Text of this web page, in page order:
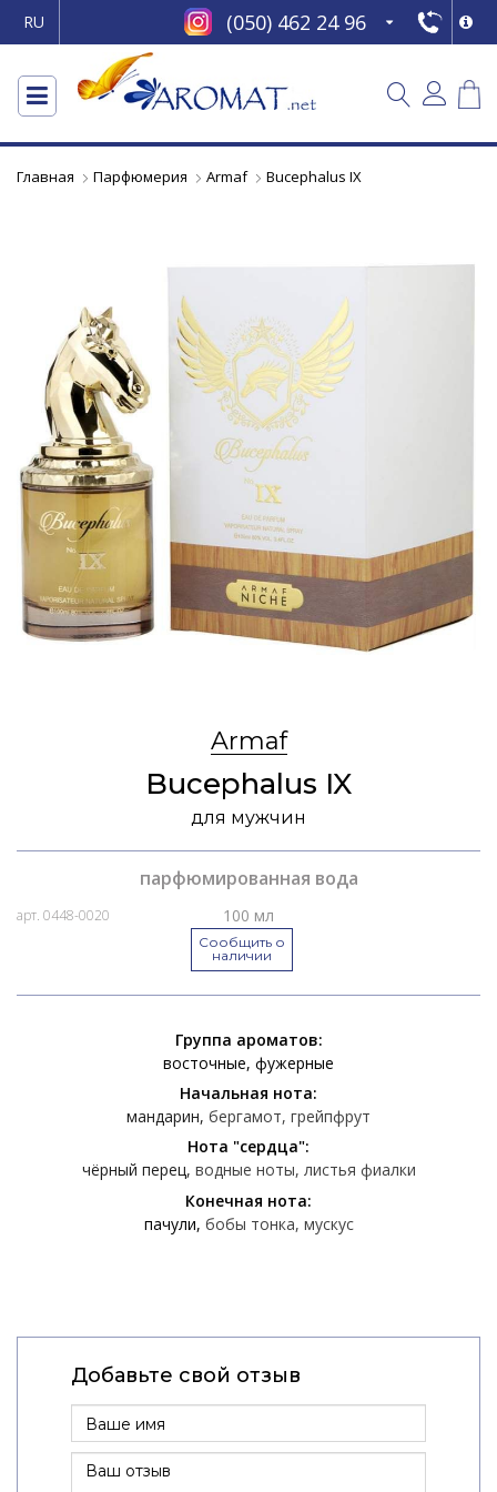
RU (050) 462 24 96
Главная Парфюмерия Armaf Bucephalus IX
Armaf
Bucephalus IX
для мужчин
парфюмированная вода
арт. 0448-0020 100 мл
Сообщить о
наличии
Группа ароматов:
восточные фужерные
Начальная нота:
мандарин бергамот грейпфрут
Нота "сердца":
чёрный перец водные ноты листья фиалки
Конечная нота:
пачули бобы тонка мускус
Добавьте свой отзыв